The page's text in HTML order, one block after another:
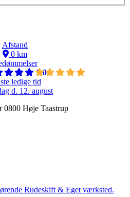
Afstand
0 km
5,0
ledige tid
d. 12. august
0800 Høje Taastrup
Rudeskift & Eget værksted.